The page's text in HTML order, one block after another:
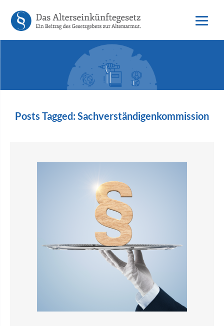
Posts Tagged:Sachverständigenkommission